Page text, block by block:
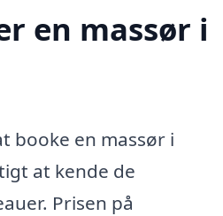
en massør i
booke en massør i
at kende de
Prisen på